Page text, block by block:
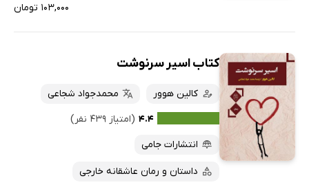
۱۰۳,۰۰۰ تومان
کتاب اسیر سرنوشت
کالین هوور
محمدجواد شجاعی
۴.۴ (امتیاز ۴۳۹ نفر)
انتشارات جامی
داستان و رمان عاشقانه خارجی